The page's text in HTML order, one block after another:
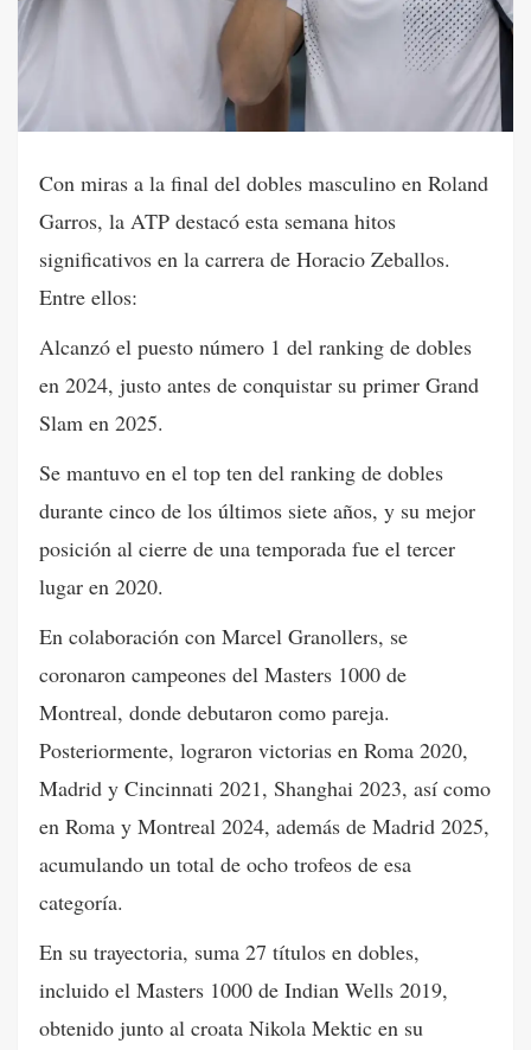
Con miras a la final del dobles masculino en Roland
Garros, la ATP destacó esta semana hitos
significativos en la carrera de Horacio Zeballos.
Entre ellos:
Alcanzó el puesto número 1 del ranking de dobles
en 2024, justo antes de conquistar su primer Grand
Slam en 2025.
Se mantuvo en el top ten del ranking de dobles
durante cinco de los últimos siete años, y su mejor
posición al cierre de una temporada fue el tercer
lugar en 2020.
En colaboración con Marcel Granollers, se
coronaron campeones del Masters 1000 de
Montreal, donde debutaron como pareja.
Posteriormente, lograron victorias en Roma 2020,
Madrid y Cincinnati 2021, Shanghai 2023, así como
en Roma y Montreal 2024, además de Madrid 2025,
acumulando un total de ocho trofeos de esa
categoría.
En su trayectoria, suma 27 títulos en dobles,
incluido el Masters 1000 de Indian Wells 2019,
obtenido junto al croata Nikola Mektic en su